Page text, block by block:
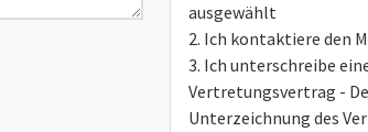
ausgewählt
Ich kontaktiere den
Ich unterschreibe
Vertretungsvertrag -
Unterzeichnung des